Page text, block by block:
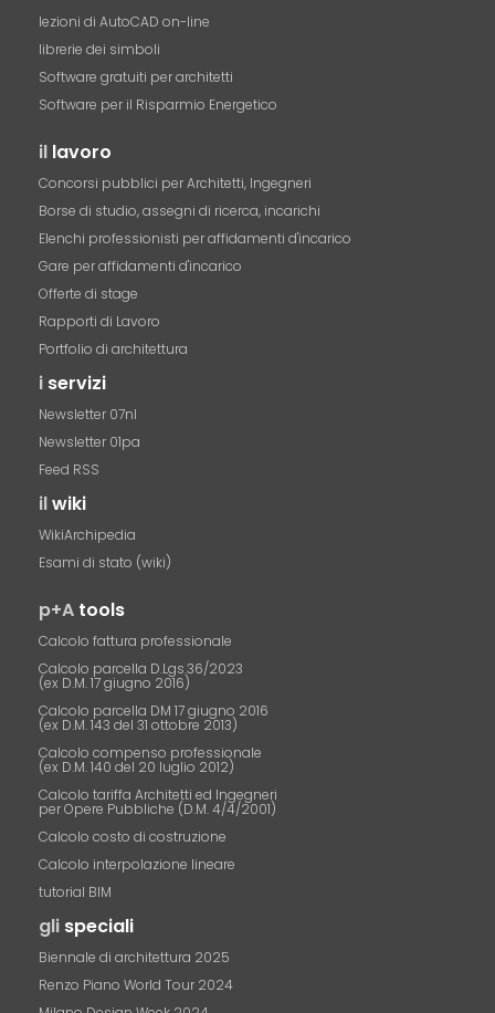
lezioni di AutoCAD on-line
librerie dei simboli
Software gratuiti per architetti
Software per il Risparmio Energetico
il lavoro
Concorsi pubblici per Architetti, Ingegneri
Borse di studio, assegni di ricerca, incarichi
Elenchi professionisti per affidamenti d'incarico
Gare per affidamenti d'incarico
Offerte di stage
Rapporti di Lavoro
Portfolio di architettura
i servizi
Newsletter 07nl
Newsletter 01pa
Feed RSS
ilwiki
WikiArchipedia
Esami di stato (wiki)
p+A tools
Calcolo fattura professionale
Calcolo parcella D.Lgs.36/2023
(ex D.M. 17 giugno 2016)
Calcolo parcella DM 17 giugno 2016
(ex D.M. 143 del 31 ottobre 2013)
Calcolo compenso professionale
(ex D.M. 140 del 20 luglio 2012)
Calcolo tariffa Architetti ed Ingegneri
per Opere Pubbliche (D.M. 4/4/2001)
Calcolo costo di costruzione
Calcolo interpolazione lineare
tutorial BIM
gli speciali
Biennale di architettura 2025
Renzo Piano World Tour 2024